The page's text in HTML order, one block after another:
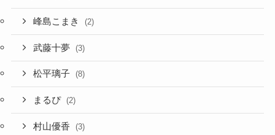
峰島こまき (2)
武藤十夢 (3)
松平璃子 (8)
まるぴ (2)
村山優香 (3)